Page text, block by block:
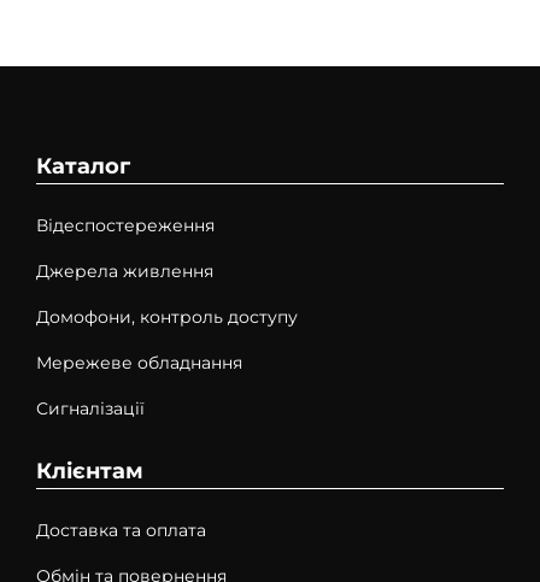
Каталог
Відеспостереження
Джерела живлення
Домофони, контроль доступу
Мережеве обладнання
Сигналізації
Клієнтам
Доставка та оплата
Обмін та повернення